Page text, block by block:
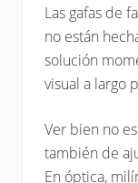
Las gafas de
no están
solución
visual a largo
Ver bien no
también de
En óptica,